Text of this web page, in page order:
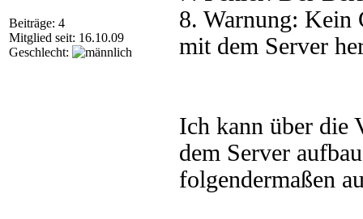
Beiträge: 4
Mitglied seit: 16.10.09
Geschlecht:
8. Warnung: Kein
mit dem Server
Ich kann über die
dem Server
folgendermaßen